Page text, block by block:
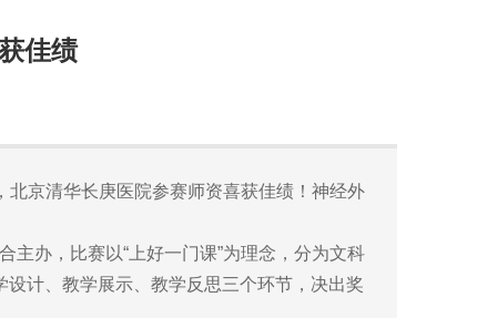
佳绩
京清华长庚医院参赛师资喜获佳绩！神经外
办，比赛以“上好一门课”为理念，分为文科
计、教学展示、教学反思三个环节，决出奖